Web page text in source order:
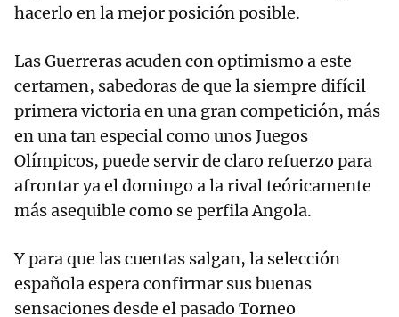
hacerlo en la mejor posición posible.
Las Guerreras acuden con optimismo a este
certamen, sabedoras de que la siempre difícil
primera victoria en una gran competición, más
en una tan especial como unos Juegos
Olímpicos, puede servir de claro refuerzo para
afrontar ya el domingo a la rival teóricamente
más asequible como se perfila Angola.
Y para que las cuentas salgan, la selección
española espera confirmar sus buenas
sensaciones desde el pasado Torneo